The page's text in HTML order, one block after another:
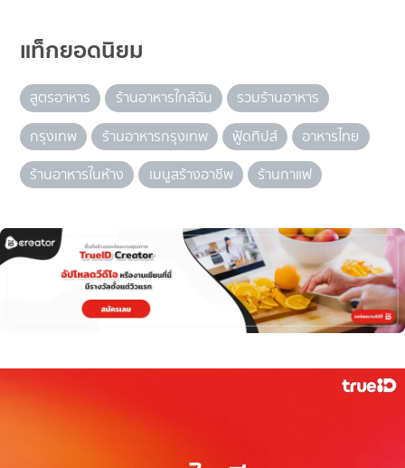
แท็กยอดนิยม
สูตรอาหาร ร้านอาหารใกล้ฉัน
รวมร้านอาหาร
กรุงเทพ
ร้านอาหารกรุงเทพ ฟู้ดทิปส์
อาหารไทย
ร้านอาหารในห้าง
เมนูสร้างอาชีพ ร้านกาแฟ